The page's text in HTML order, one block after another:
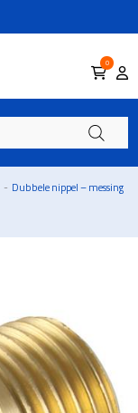
0
- Dubbele nippel – messing